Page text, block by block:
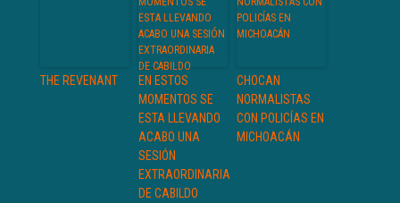
THE REVENANT
EN ESTOS
MOMENTOS SE
ESTA LLEVANDO
ACABO UNA
SESIÓN
EXTRAORDINARIA
DE CABILDO
CHOCAN
NORMALISTAS
CON POLICÍAS EN
MICHOACÁN